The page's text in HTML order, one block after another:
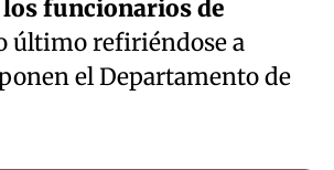
funcionarios de
último refiriéndose a
el Departamento de